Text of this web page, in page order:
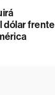
dólar frente